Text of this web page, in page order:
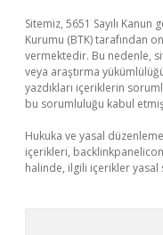
Sitemiz, 5651 Sayılı
Kurumu (BTK) tarafından
vermektedir. Bu nedenle,
veya araştırma
yazdıkları içeriklerin
bu sorumluluğu kabul etmiş
Hukuka ve yasal
içerikleri,
halinde, ilgili içerikler yasal